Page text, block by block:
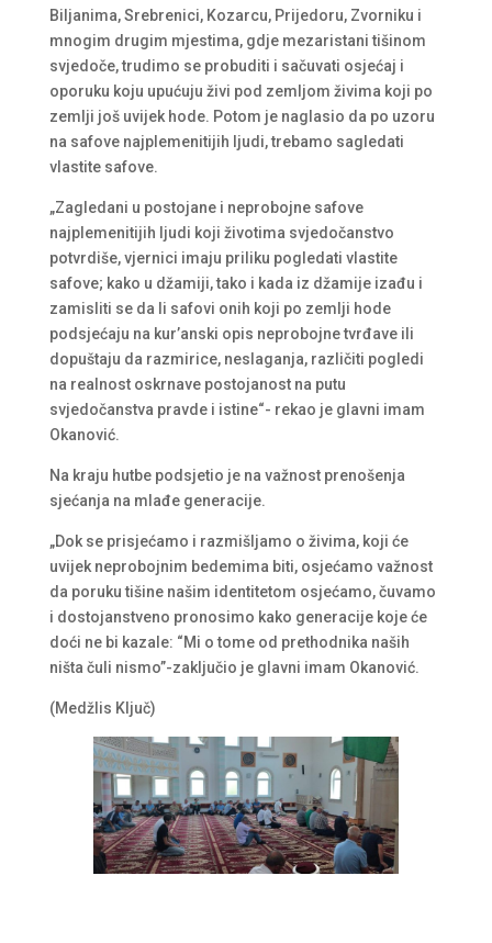
Biljanima, Srebrenici, Kozarcu, Prijedoru, Zvorniku i
mnogim drugim mjestima, gdje mezaristani tišinom
svjedoče, trudimo se probuditi i sačuvati osjećaj i
oporuku koju upućuju živi pod zemljom živima koji po
zemlji još uvijek hode. Potom je naglasio da po uzoru
na safove najplemenitijih ljudi, trebamo sagledati
vlastite safove.
„Zagledani u postojane i neprobojne safove
najplemenitijih ljudi koji životima svjedočanstvo
potvrdiše, vjernici imaju priliku pogledati vlastite
safove; kako u džamiji, tako i kada iz džamije izađu i
zamisliti se da li safovi onih koji po zemlji hode
podsjećaju na kur’anski opis neprobojne tvrđave ili
dopuštaju da razmirice, neslaganja, različiti pogledi
na realnost oskrnave postojanost na putu
svjedočanstva pravde i istine“- rekao je glavni imam
Okanović.
Na kraju hutbe podsjetio je na važnost prenošenja
sjećanja na mlađe generacije.
„Dok se prisjećamo i razmišljamo o živima, koji će
uvijek neprobojnim bedemima biti, osjećamo važnost
da poruku tišine našim identitetom osjećamo, čuvamo
i dostojanstveno pronosimo kako generacije koje će
doći ne bi kazale: “Mi o tome od prethodnika naših
ništa čuli nismo”-zaključio je glavni imam Okanović.
(Medžlis Ključ)